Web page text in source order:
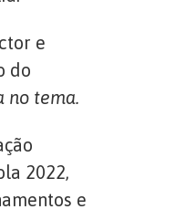
e
do
no tema.
2022,
e